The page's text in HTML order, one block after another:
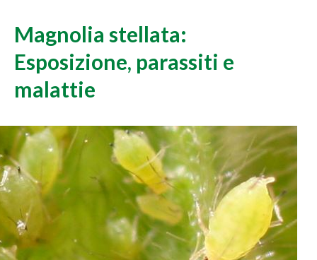
Magnolia stellata:
Esposizione, parassiti e
malattie